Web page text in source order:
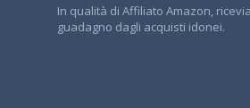
In qualità di Affiliato Amazon,
guadagno dagli acquisti idonei.